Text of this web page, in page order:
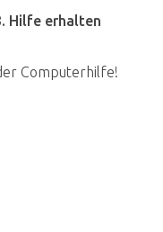
Hilfe erhalten
Computerhilfe!